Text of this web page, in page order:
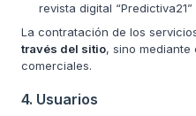
revista digital “Predictiva21”
La contratación de los
través del sitio, sino
comerciales.
4. Usuarios